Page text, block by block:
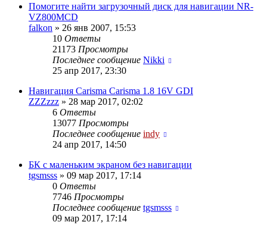
Помогите найти загрузочный диск для навигации NR-
VZ800MCD
falkon » 26 янв 2007, 15:53
10 Ответы
21173 Просмотры
Последнее сообщение Nikki
25 апр 2017, 23:30
Навигация Carisma Carisma 1.8 16V GDI
ZZZzzz » 28 мар 2017, 02:02
6 Ответы
13077 Просмотры
Последнее сообщение indy
24 апр 2017, 14:50
БК с маленьким экраном без навигации
tgsmsss » 09 мар 2017, 17:14
0 Ответы
7746 Просмотры
Последнее сообщение tgsmsss
09 мар 2017, 17:14